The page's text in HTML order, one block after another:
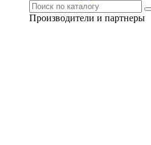
Производители и партнеры